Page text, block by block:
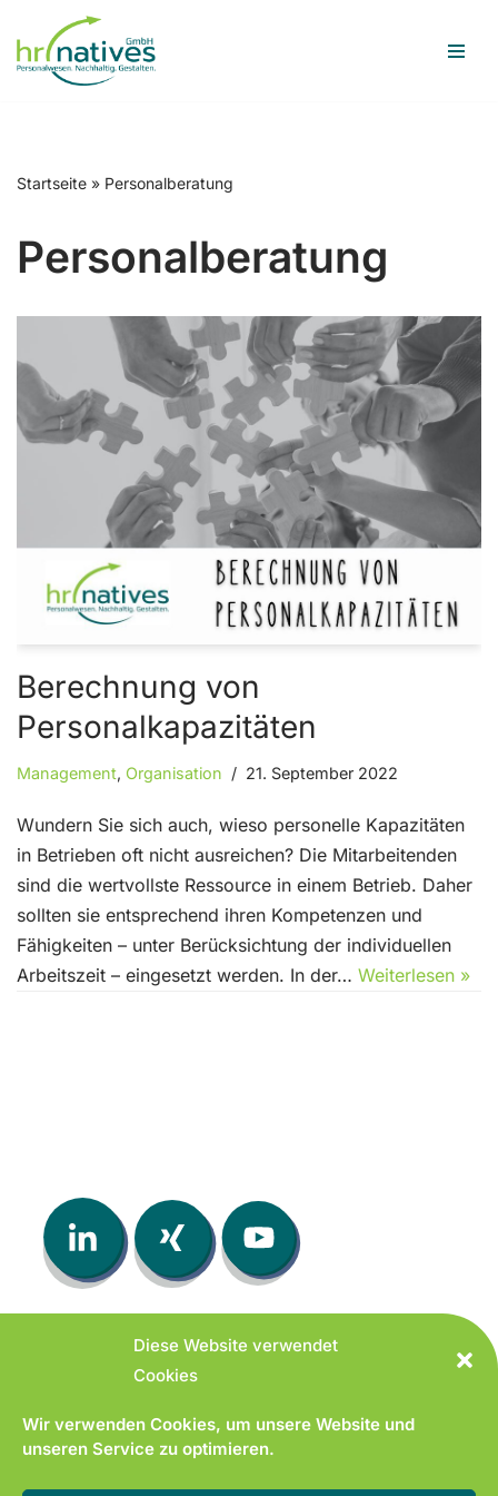
Diese Website verwendet
Cookies
Wir verwenden Cookies, um unsere Website und
unseren Service zu optimieren.
Zum
Startseite » Personalberatung
Personalberatung
Berechnung von
Personalkapazitäten
Management, Organisation 21. September 2022
Wundern Sie sich auch, wieso personelle Kapazitäten
in Betrieben oft nicht ausreichen? Die Mitarbeitenden
sind die wertvollste Ressource in einem Betrieb. Daher
sollten sie entsprechend ihren Kompetenzen und
Fähigkeiten – unter Berücksichtung der individuellen
Arbeitszeit – eingesetzt werden. In der… Weiterlesen »
© 2026 hrnatives GmbH